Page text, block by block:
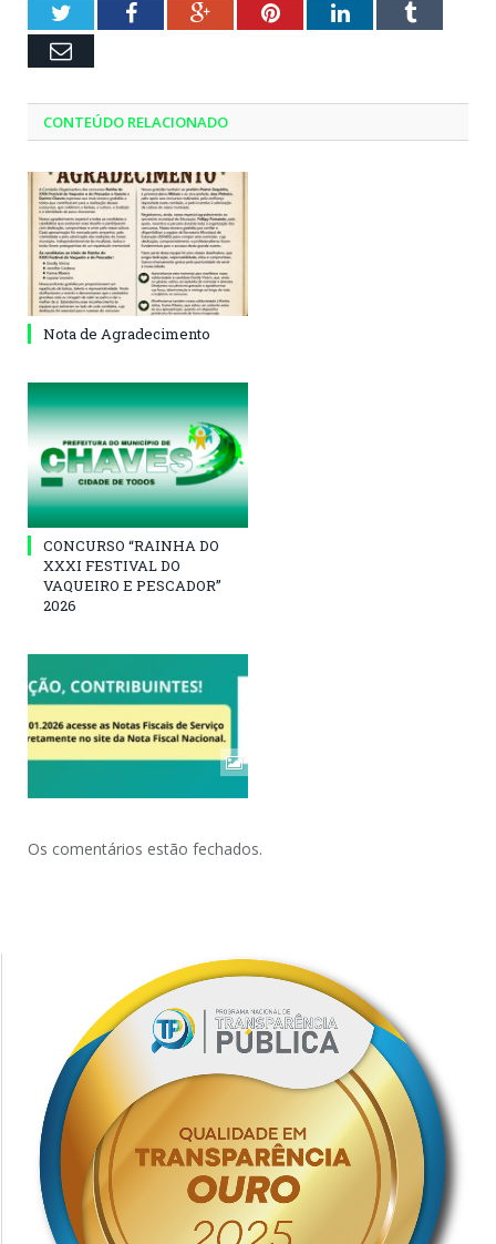
TwitterFacebookGoogle+PinterestLinkedInTumblr
Email
CONTEÚDO RELACIONADO
Nota de Agradecimento
CONCURSO “RAINHA DO
XXXI FESTIVAL DO
VAQUEIRO E PESCADOR”
2026
Os comentários estão fechados.